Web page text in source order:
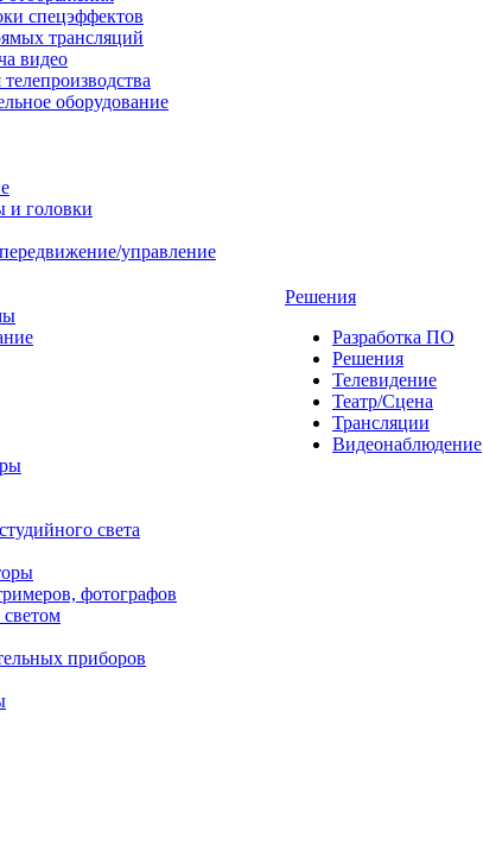
спецэффектов
трансляций
видео
оборудование
и головки
управление
света
фотографов
приборов
Решения
Разработка ПО
Решения
Телевидение
Театр/Сцена
Трансляции
Видеонаблюдение